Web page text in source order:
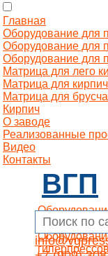
Главная
Оборудование для
Оборудование для
Оборудование для
Матрица для лего
Матрица для
Матрица для
Кирпич
О заводе
Реализованные
Видео
Контакты
ВГП
кирпича»